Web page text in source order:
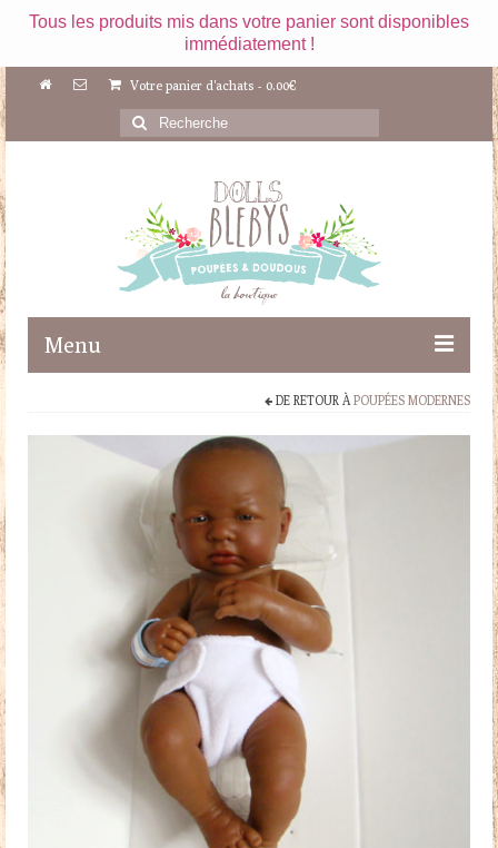
Tous les produits mis dans votre panier sont disponibles
immédiatement !
Votre panier d'achats - 0.00€
Rechercher
:
Menu
Maileg
Mobilier & Accessoires
DE RETOUR À POUPÉES MODERNES